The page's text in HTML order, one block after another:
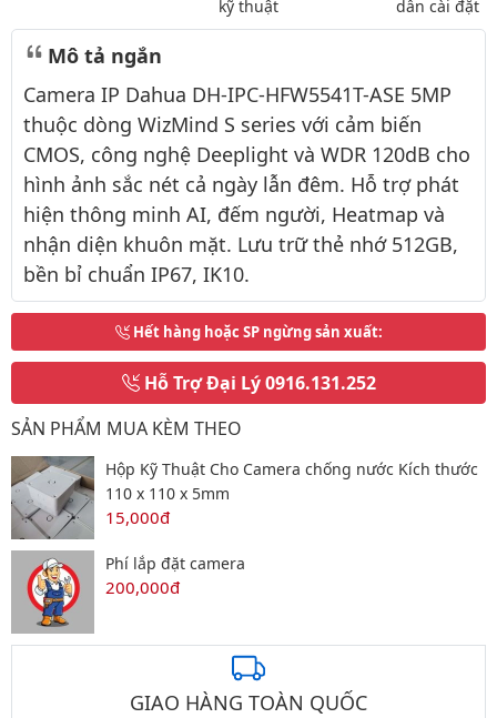
kỹ thuật
dẫn cài đặt
Mô tả ngắn
Camera IP Dahua DH-IPC-HFW5541T-ASE 5MP
thuộc dòng WizMind S series với cảm biến
CMOS, công nghệ Deeplight và WDR 120dB cho
hình ảnh sắc nét cả ngày lẫn đêm. Hỗ trợ phát
hiện thông minh AI, đếm người, Heatmap và
nhận diện khuôn mặt. Lưu trữ thẻ nhớ 512GB,
bền bỉ chuẩn IP67, IK10.
Hết hàng hoặc SP ngừng sản xuất:
Hỗ Trợ Đại Lý0916.131.252
SẢN PHẨM MUA KÈM THEO
Hộp Kỹ Thuật Cho Camera chống nước Kích thước
110 x 110 x 5mm
15,000đ
Phí lắp đặt camera
200,000đ
GIAO HÀNG TOÀN QUỐC